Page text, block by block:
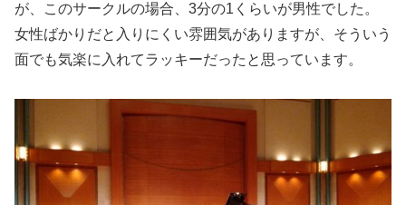
が、このサークルの場合、3分の1くらいが男性でした。
女性ばかりだと入りにくい雰囲気がありますが、そういう
面でも気楽に入れてラッキーだったと思っています。